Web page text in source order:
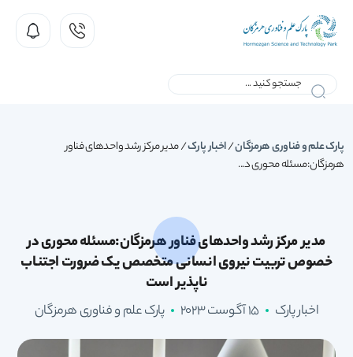
پارک علم و فناوری هرمزگان/اخبار پارک/مدیر مرکز رشد واحدهای فناور
هرمزگان:مسئله محوری د...
مدیر مرکز رشد واحدهای فناور هرمزگان:مسئله محوری در
خصوص تربیت نیروی انسانی متخصص یک ضرورت اجتناب
ناپذیر است
اخبار پارک 15 آگوست 2023 پارک علم و فناوری هرمزگان